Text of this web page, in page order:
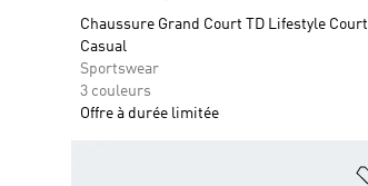
Chaussure Grand Court TD Lifestyle Court
Casual
Sportswear
3 couleurs
Offre à durée limitée